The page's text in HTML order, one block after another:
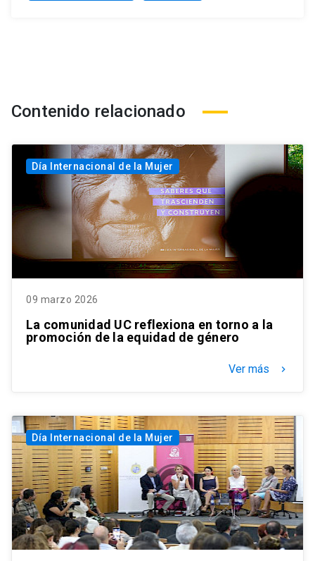
Contenido relacionado
Día Internacional de la Mujer
09 marzo 2026
La comunidad UC reflexiona en torno a la
promoción de la equidad de género
Ver más keyboard_arrow_right
Día Internacional de la Mujer